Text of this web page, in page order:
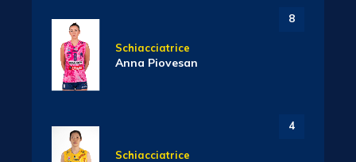
8
Schiacciatrice
Anna Piovesan
4
Schiacciatrice